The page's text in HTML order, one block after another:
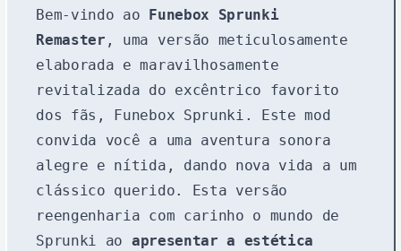
Bem-vindo ao
Funebox Sprunki
Remaster , uma versão meticulosamente
elaborada e maravilhosamente
revitalizada do excêntrico favorito
dos fãs, Funebox Sprunki. Este mod
convida você a uma aventura sonora
alegre e nítida, dando nova vida a um
clássico querido. Esta versão
reengenharia com carinho o mundo de
Sprunki ao apresentar a estética